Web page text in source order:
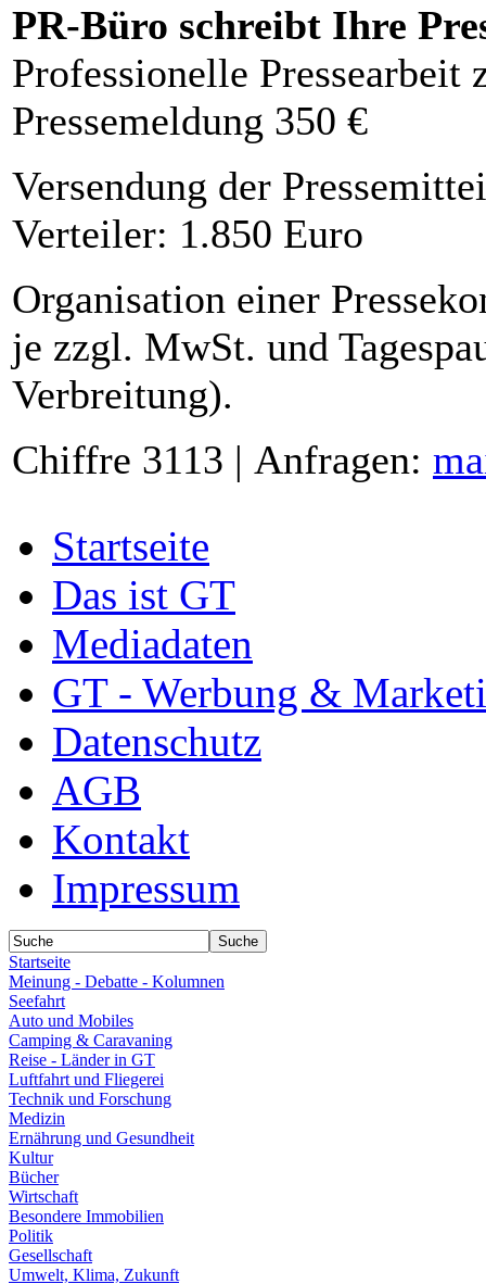
PR-Büro schreibt Ihre
Professionelle Pressearbeit
Pressemeldung 350 €
Versendung der
Verteiler: 1.850 Euro
Organisation einer
je zzgl. MwSt. und
Verbreitung).
Chiffre 3113 | Anfragen:
Startseite
Das ist GT
Mediadaten
GT - Werbung &
Datenschutz
AGB
Kontakt
Impressum
Startseite
Meinung - Debatte - Kolumnen
Seefahrt
Auto und Mobiles
Camping & Caravaning
Reise - Länder in GT
Luftfahrt und Fliegerei
Technik und Forschung
Medizin
Ernährung und Gesundheit
Kultur
Bücher
Wirtschaft
Besondere Immobilien
Politik
Gesellschaft
Umwelt, Klima, Zukunft